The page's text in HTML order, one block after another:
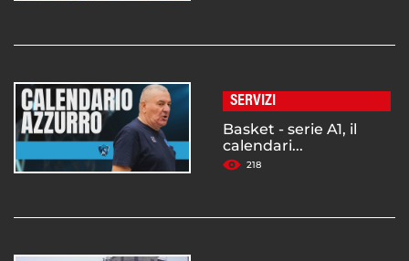
SERVIZI
Basket - serie A1, il
calendari...
218